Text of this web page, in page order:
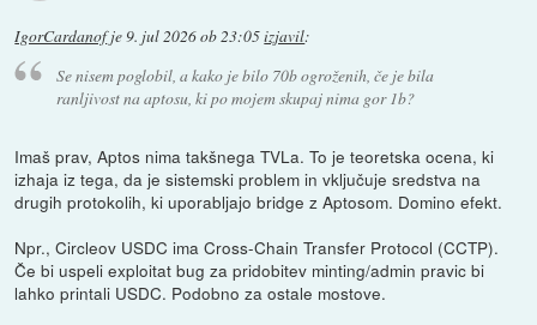
IgorCardanofje9. jul 2026 ob 23:05izjavil:
Se nisem poglobil, a kako je bilo 70b ogroženih, če je bila
ranljivost na aptosu, ki po mojem skupaj nima gor 1b?
Imaš prav, Aptos nima takšnega TVLa. To je teoretska ocena, ki
izhaja iz tega, da je sistemski problem in vključuje sredstva na
drugih protokolih, ki uporabljajo bridge z Aptosom. Domino efekt.
Npr., Circleov USDC ima Cross-Chain Transfer Protocol (CCTP).
Če bi uspeli exploitat bug za pridobitev minting/admin pravic bi
lahko printali USDC. Podobno za ostale mostove.